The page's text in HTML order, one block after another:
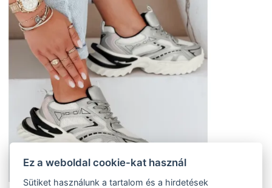
Ez a weboldal cookie-kat használ
Sütiket használunk a tartalom és a hirdetések